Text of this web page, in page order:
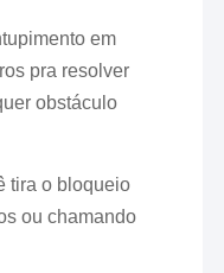
em
pra resolver
obstáculo
tira o bloqueio
ou chamando